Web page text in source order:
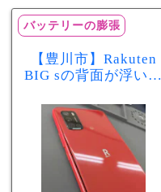
バッテリーの膨張
【豊川市】Rakuten
BIG sの背面が浮いて
リー膨張のサインか
もしれません！バッ
テリー交換修理事例